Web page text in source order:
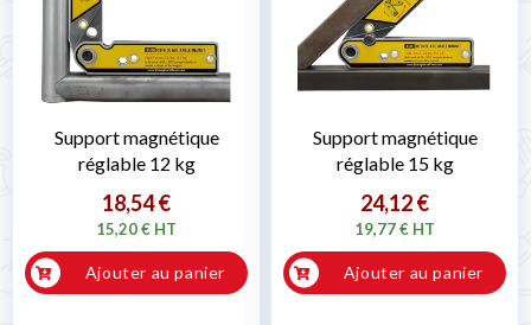
Support magnétique
réglable 12 kg
18,54 €
15,20 € HT
Ajouter au panier
Support magnétique
réglable 15 kg
24,12 €
19,77 € HT
Ajouter au panier